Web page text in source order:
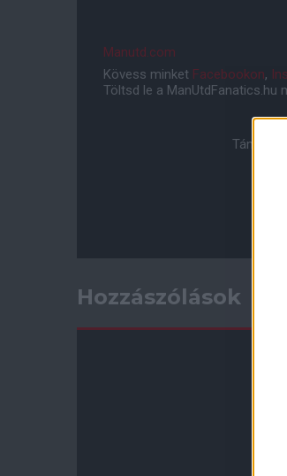
Manutd.com
Kövess minket Facebookon,
Töltsd le a ManUtdFanatics.hu
Hozzászólások